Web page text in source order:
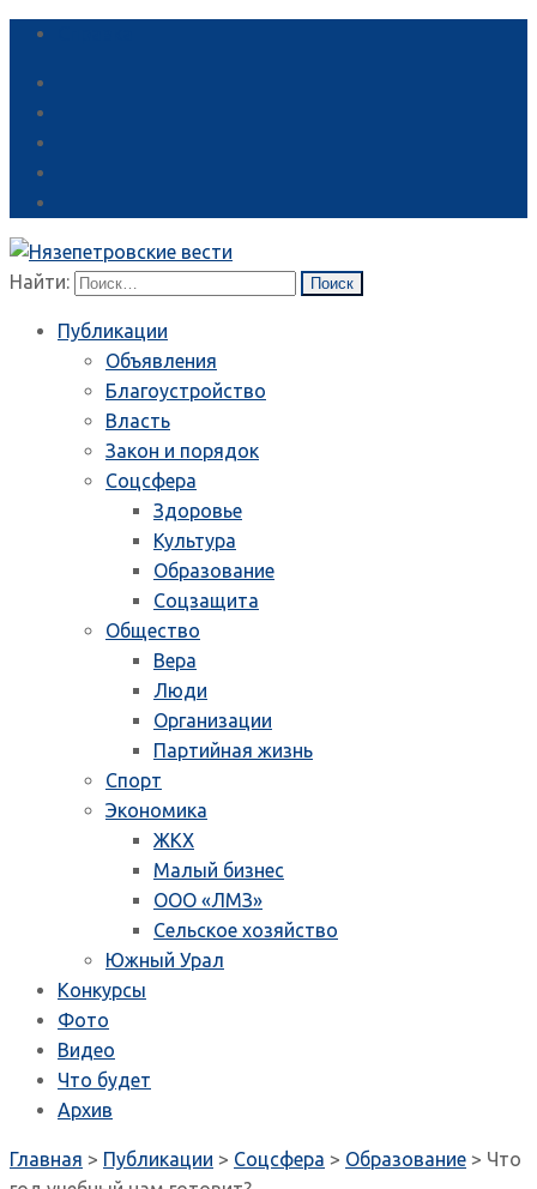
Найти:
Публикации
Объявления
Благоустройство
Власть
Закон и порядок
Соцсфера
Здоровье
Культура
Образование
Соцзащита
Общество
Вера
Люди
Организации
Партийная жизнь
Спорт
Экономика
ЖКХ
Малый бизнес
ООО «ЛМЗ»
Сельское хозяйство
Южный Урал
Конкурсы
Фото
Видео
Что будет
Архив
Главная > Публикации > Соцсфера > Образование > Что